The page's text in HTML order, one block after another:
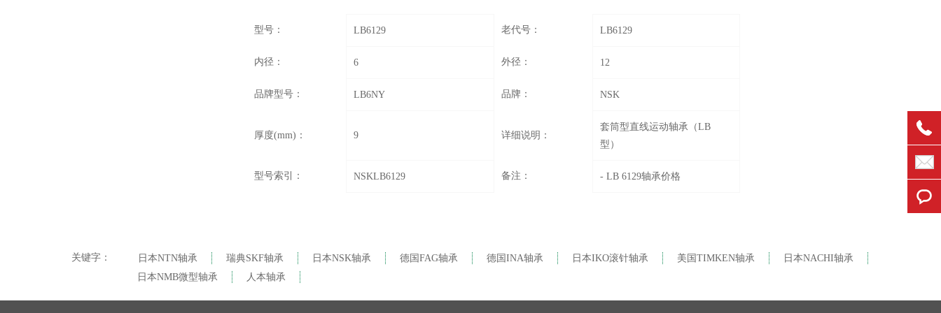
型号： LB6129 老代号： LB6129
内径： 6 外径： 12
品牌型号： LB6NY 品牌： NSK
厚度(mm)： 9 详细说明：
套筒型直线运动轴承（LB
型）
型号索引： NSKLB6129 备注： - LB 6129轴承价格
关键字： 日本NTN轴承 瑞典SKF轴承 日本NSK轴承 德国FAG轴承 德国INA轴承 日本IKO滚针轴承 美国TIMKEN轴承
日本NACHI轴承
日本NMB微型轴承
人本轴承